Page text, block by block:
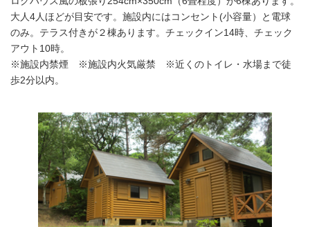
大人4人ほどが目安です。施設内にはコンセント(小容量）と電球
のみ。テラス付きが２棟あります。チェックイン14時、チェック
アウト10時。
※施設内禁煙 ※施設内火気厳禁 ※近くのトイレ・水場まで徒
歩2分以内。